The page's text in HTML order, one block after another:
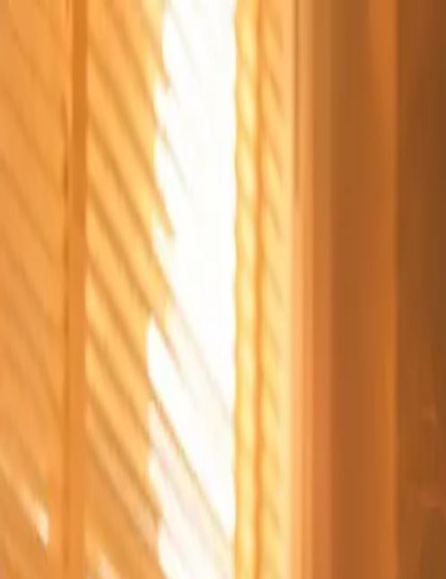
Štvrtok, 6. augusta 2026Meniny má Jozefína